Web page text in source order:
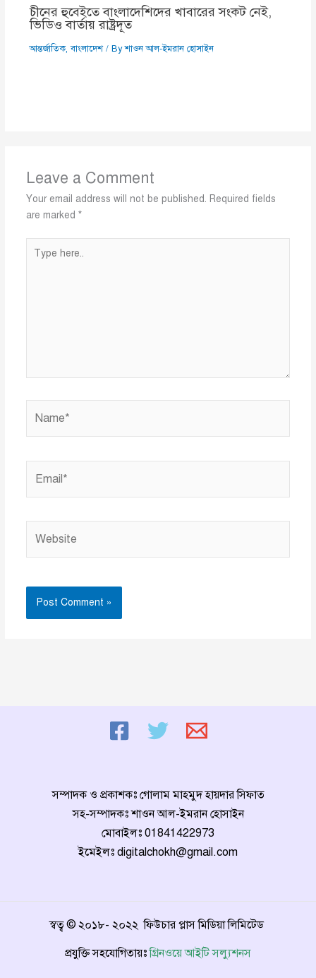
চীনের হুবেইতে বাংলাদেশিদের খাবারের সংকট নেই,
ভিডিও বার্তায় রাষ্ট্রদূত
আন্তর্জাতিক,বাংলাদেশ/ Byশাওন আল-ইমরান হোসাইন
Leave a Comment
Your email address will not be published. Required fields
are marked *
here..
সম্পাদক ও প্রকাশকঃ গোলাম মাহমুদ হায়দার সিফাত
সহ-সম্পাদকঃ শাওন আল-ইমরান হোসাইন
মোবাইলঃ 01841422973
ইমেইলঃ digitalchokh@gmail.com
স্বত্ব © ২০১৮- ২০২২ ফিউচার প্লাস মিডিয়া লিমিটেড
প্রযুক্তি সহযোগিতায়ঃ গ্রিনওয়ে আইটি সল্যুশনস